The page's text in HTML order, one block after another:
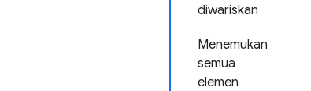
diwariskan
Menemukan
semua
elemen